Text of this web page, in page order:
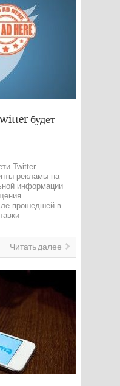
будет
Twitter
рекламы на
информации
прошедшей в
Читать далее